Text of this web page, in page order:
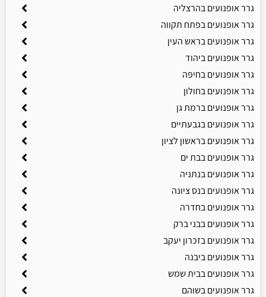
גרר אופנועים בהרצליה
גרר אופנועים בפתח תקווה
גרר אופנועים בראש העין
גרר אופנועים ביהוד
גרר אופנועים בחיפה
גרר אופנועים בחולון
גרר אופנועים ברמת גן
גרר אופנועים בגבעתיים
גרר אופנועים בראשון לציון
גרר אופנועים בבת ים
גרר אופנועים בנתניה
גרר אופנועים בנס ציונה
גרר אופנועים בחדרה
גרר אופנועים בבני ברק
גרר אופנועים בזכרון יעקב
גרר אופנועים ביבנה
גרר אופנועים בבית שמש
גרר אופנועים בשוהם